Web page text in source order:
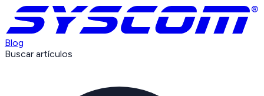
Blog
Buscar artículos